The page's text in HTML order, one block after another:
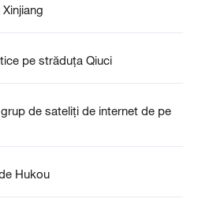
pe străduța Qiuci
de sateliți de internet de pe
Hukou